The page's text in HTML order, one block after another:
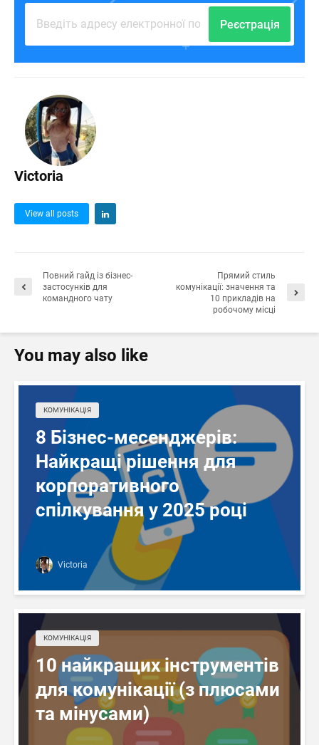
Реєстрація
Victoria
View all posts
Повний гайд із бізнес-
застосунків для
командного чату
Прямий стиль
комунікації: значення та
10 прикладів на
робочому місці
You may also like
КОМУНІКАЦІЯ
8 Бізнес-месенджерів:
Найкращі рішення для
корпоративного
спілкування у 2025 році
Victoria
КОМУНІКАЦІЯ
10 найкращих інструментів
для комунікації (з плюсами
та мінусами)